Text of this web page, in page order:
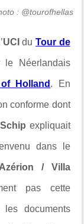
: @tourofhellas
UCIdu Tour de
Néerlandais
Holland . En
conforme dont
expliquait
dans le
Azérion / Villa
pas cette
documents